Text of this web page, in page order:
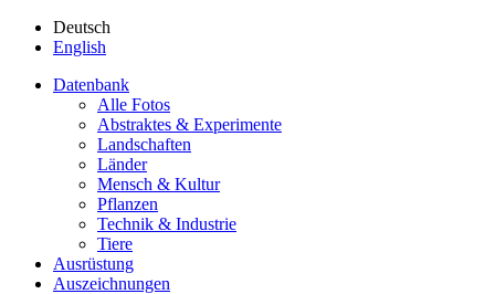
Deutsch
English
Datenbank
Alle Fotos
Abstraktes & Experimente
Landschaften
Länder
Mensch & Kultur
Pflanzen
Technik & Industrie
Tiere
Ausrüstung
Auszeichnungen